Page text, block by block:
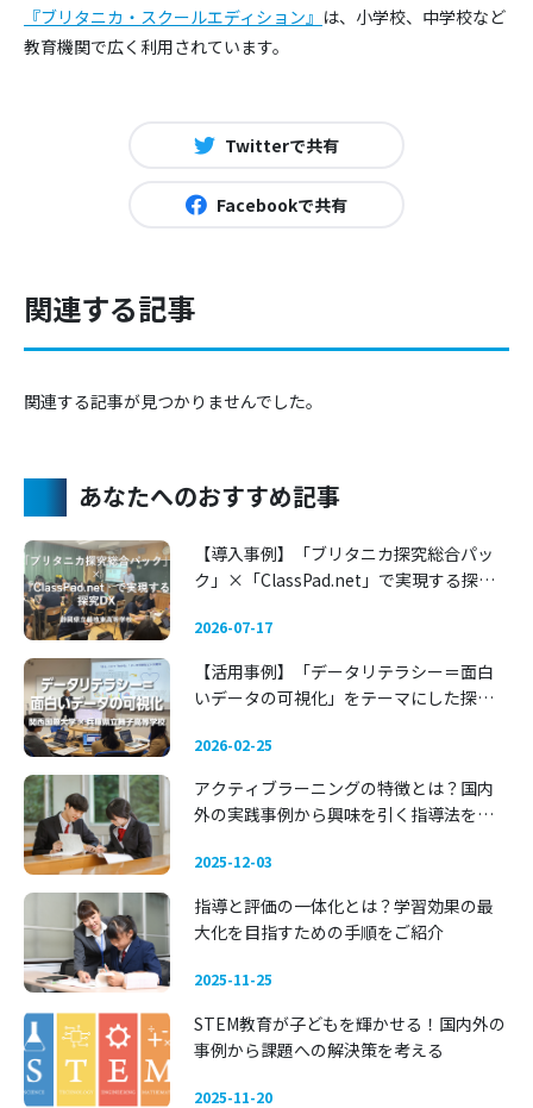
『ブリタニカ・スクールエディション』 は、小学校、中学校など
教育機関で広く利用されています。
Twitterで共有
Facebookで共有
関連する記事
関連する記事が見つかりませんでした。
あなたへのおすすめ記事
【導入事例】「ブリタニカ探究総合パッ
ク」×「ClassPad.net」で実現する探究
2026-07-17
【活用事例】「データリテラシー＝面白
いデータの可視化」をテーマにした探究
等学校
2026-02-25
アクティブラーニングの特徴とは？国内
外の実践事例から興味を引く指導法を考
2025-12-03
指導と評価の一体化とは？学習効果の最
大化を目指すための手順をご紹介
2025-11-25
STEM教育が子どもを輝かせる！国内外の
事例から課題への解決策を考える
2025-11-20